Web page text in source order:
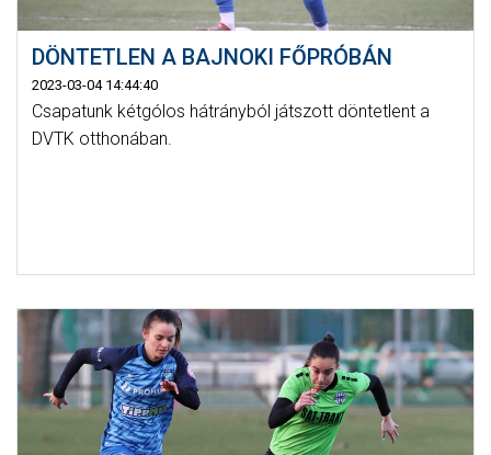
DÖNTETLEN A BAJNOKI FŐPRÓBÁN
2023-03-04 14:44:40
Csapatunk kétgólos hátrányból játszott döntetlent a
DVTK otthonában.